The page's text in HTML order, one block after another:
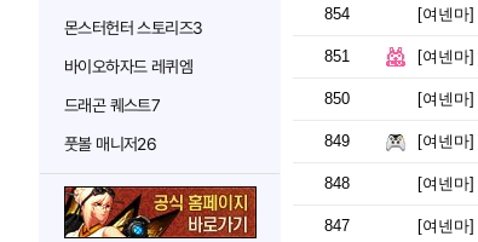
몬스터헌터 스토리즈3
바이오하자드 레퀴엠
드래곤 퀘스트7
풋볼 매니저26
854 [여넨마]
851 [여넨마]
850 [여넨마]
849 [여넨마]
848 [여넨마]
847 [여넨마]